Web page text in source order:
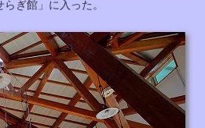
ぎ館」に入った。